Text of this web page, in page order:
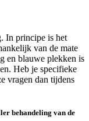
In principe is het
van de mate
en blauwe plekken is
Heb je specifieke
vragen dan tijdens
behandeling van de